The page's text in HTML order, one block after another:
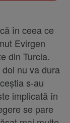
în ceea ce
Evirgen
din Turcia.
nu va dura
s-au
implicată în
se pare